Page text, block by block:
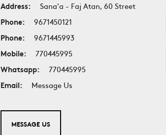
Address:
Sana'a - Faj Atan, 60 Street
Phone:
9671450121
Phone:
9671445993
Mobile:
770445995
Whatsapp:
770445995
Email:
Message Us
MESSAGE US